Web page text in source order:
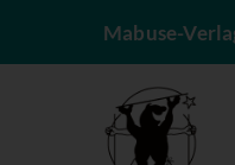
Mabuse-